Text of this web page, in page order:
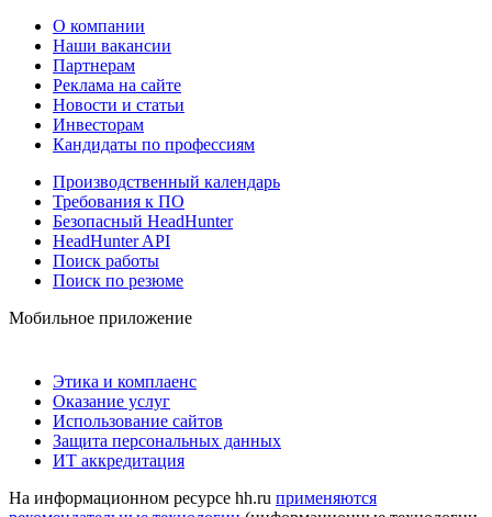
О компании
Наши вакансии
Партнерам
Реклама на сайте
Новости и статьи
Инвесторам
Кандидаты по профессиям
Производственный календарь
Требования к ПО
Безопасный HeadHunter
HeadHunter API
Поиск работы
Поиск по резюме
Мобильное приложение
Этика и комплаенс
Оказание услуг
Использование сайтов
Защита персональных данных
ИТ аккредитация
На информационном ресурсе hh.ru применяются